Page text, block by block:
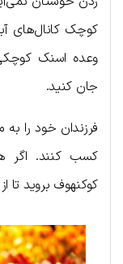
کوچک کانال‌های
وعده اسنک
جان کنید.
فرزندان خود را به
کسب کنند. اگر
کوکنهوف بروید تا